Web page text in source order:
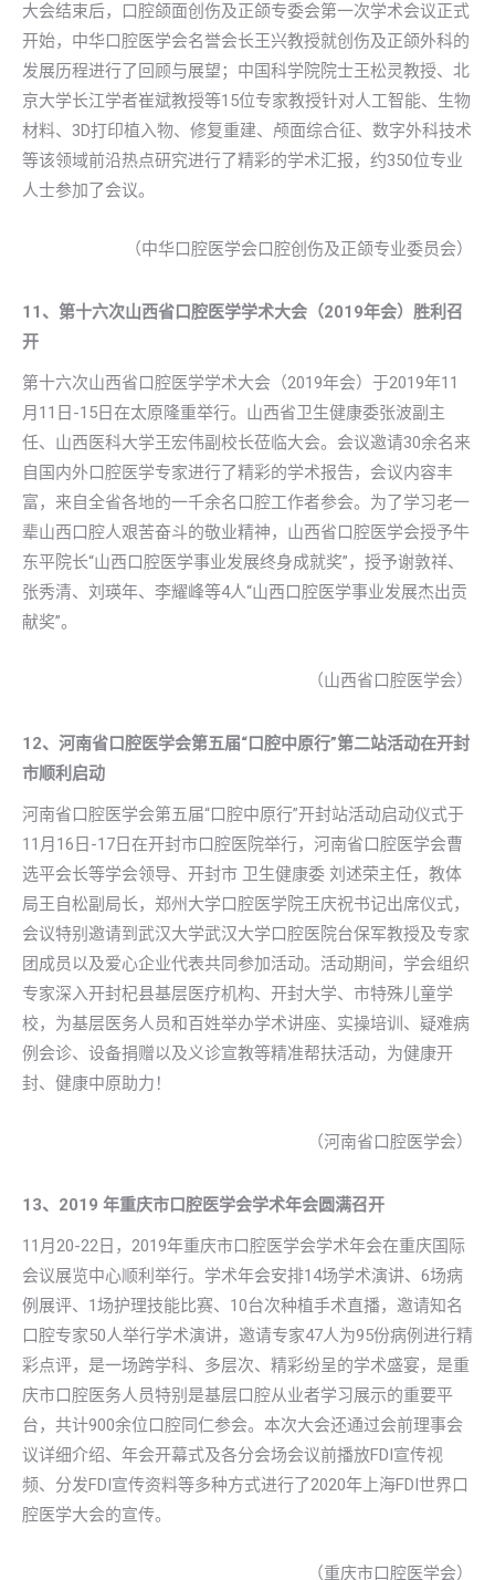
大会结束后，口腔颌面创伤及正颌专委会第一次学术会议正式
开始，中华口腔医学会名誉会长王兴教授就创伤及正颌外科的
发展历程进行了回顾与展望；中国科学院院士王松灵教授、北
京大学长江学者崔斌教授等15位专家教授针对人工智能、生物
材料、3D打印植入物、修复重建、颅面综合征、数字外科技术
等该领域前沿热点研究进行了精彩的学术汇报，约350位专业
人士参加了会议。
（中华口腔医学会口腔创伤及正颌专业委员会）
11、第十六次山西省口腔医学学术大会（2019年会）胜利召
开
第十六次山西省口腔医学学术大会（2019年会）于2019年11
月11日-15日在太原隆重举行。山西省卫生健康委张波副主
任、山西医科大学王宏伟副校长莅临大会。会议邀请30余名来
自国内外口腔医学专家进行了精彩的学术报告，会议内容丰
富，来自全省各地的一千余名口腔工作者参会。为了学习老一
辈山西口腔人艰苦奋斗的敬业精神，山西省口腔医学会授予牛
东平院长“山西口腔医学事业发展终身成就奖”，授予谢敦祥、
张秀清、刘瑛年、李耀峰等4人“山西口腔医学事业发展杰出贡
献奖”。
（山西省口腔医学会）
12、河南省口腔医学会第五届“口腔中原行”第二站活动在开封
市顺利启动
河南省口腔医学会第五届“口腔中原行”开封站活动启动仪式于
11月16日-17日在开封市口腔医院举行，河南省口腔医学会曹
选平会长等学会领导、开封市 卫生健康委 刘述荣主任，教体
局王自松副局长，郑州大学口腔医学院王庆祝书记出席仪式，
会议特别邀请到武汉大学武汉大学口腔医院台保军教授及专家
团成员以及爱心企业代表共同参加活动。活动期间，学会组织
专家深入开封杞县基层医疗机构、开封大学、市特殊儿童学
校，为基层医务人员和百姓举办学术讲座、实操培训、疑难病
例会诊、设备捐赠以及义诊宣教等精准帮扶活动，为健康开
封、健康中原助力！
（河南省口腔医学会）
13、2019 年重庆市口腔医学会学术年会圆满召开
11月20-22日，2019年重庆市口腔医学会学术年会在重庆国际
会议展览中心顺利举行。学术年会安排14场学术演讲、6场病
例展评、1场护理技能比赛、10台次种植手术直播，邀请知名
口腔专家50人举行学术演讲，邀请专家47人为95份病例进行精
彩点评，是一场跨学科、多层次、精彩纷呈的学术盛宴，是重
庆市口腔医务人员特别是基层口腔从业者学习展示的重要平
台，共计900余位口腔同仁参会。本次大会还通过会前理事会
议详细介绍、年会开幕式及各分会场会议前播放FDI宣传视
频、分发FDI宣传资料等多种方式进行了2020年上海FDI世界口
腔医学大会的宣传。
（重庆市口腔医学会）